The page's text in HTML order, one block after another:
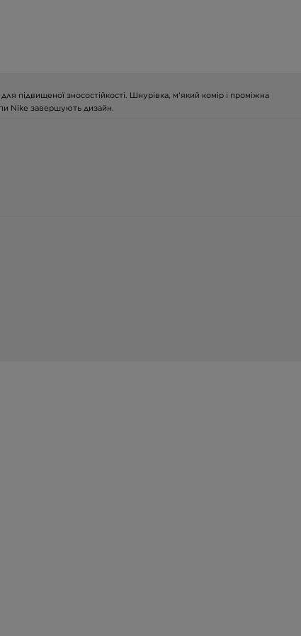
підвищеної зносостійкості. Шнурівка, м'який комір і проміжна
Nike завершують дизайн.